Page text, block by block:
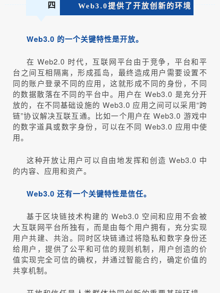
四 Web3.0提供了开放创新的环境
Web3.0 的一个关键特性是开放。
在 Web2.0 时代，互联网平台由于竞争，平台和平
台之间互相隔离，形成孤岛，最终造成用户需要设置不
同的账户登录不同的应用，这就形成不同的身份，不同
的数据散落在不同的平台中。用户在 Web3.0 是充分开
放的，在不同基础设施的 Web3.0 应用之间可以采用“跨
链”协议解决互联互通。比如一个用户在 Web3.0 游戏中
的数字道具或数字身份，可以在不同 Web3.0 应用中使
用。
这种开放让用户可以自由地发挥和创造 Web3.0 中
的内容、应用和资产。
Web3.0 还有一个关键特性是信任。
基于区块链技术构建的 Web3.0 空间和应用不会被
大互联网平台所独有，而是由每个用户拥有，充分实现
用户共建、共治。同时区块链通过将隐私和数字身份还
给用户，提供了公平和可信的规则机制，用户创造的价
值实现完全可信的确权，并通过智能合约，确定价值的
共享机制。